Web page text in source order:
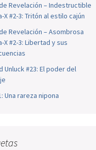
Revelación – Indestructible
X #2-3: Tritón al estilo cajún
Revelación – Asombrosa
X #2-3: Libertad y sus
Unluck #23: El poder del
Una rareza nipona